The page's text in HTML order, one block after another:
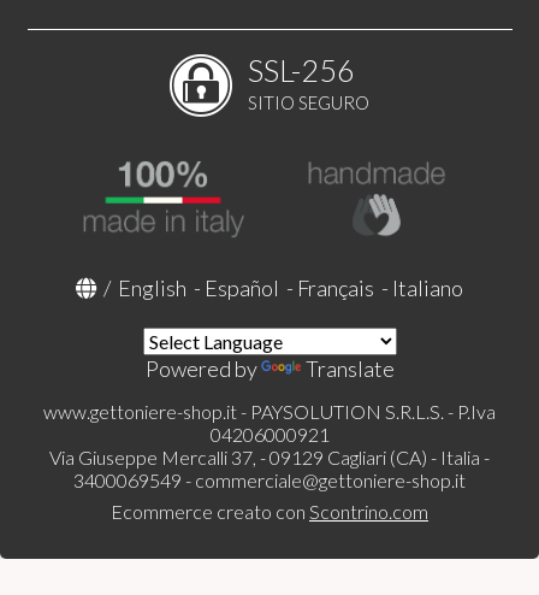
SSL-256
SITIO SEGURO
/ English - Español - Français - Italiano
Powered by Translate
www.gettoniere-shop.it - PAYSOLUTION S.R.L.S. - P.Iva
04206000921
Via Giuseppe Mercalli 37, - 09129 Cagliari (CA) - Italia -
3400069549 - commerciale@gettoniere-shop.it
Ecommerce creato con Scontrino.com